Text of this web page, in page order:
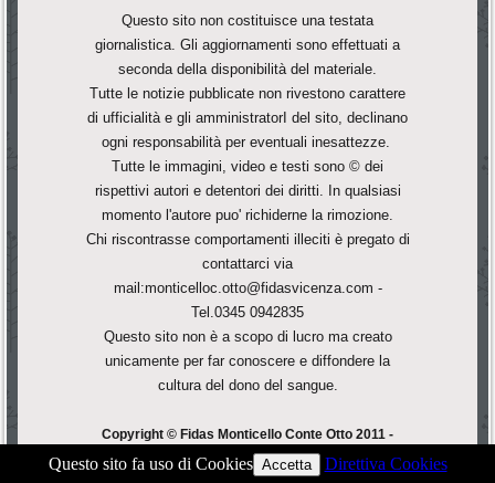
Questo sito non costituisce una testata
giornalistica. Gli aggiornamenti sono effettuati a
seconda della disponibilità del materiale.
Tutte le notizie pubblicate non rivestono carattere
di ufficialità e gli amministratorI del sito, declinano
ogni responsabilità per eventuali inesattezze.
Tutte le immagini, video e testi sono © dei
rispettivi autori e detentori dei diritti. In qualsiasi
momento l'autore puo' richiderne la rimozione.
Chi riscontrasse comportamenti illeciti è pregato di
contattarci via
mail:monticelloc.otto@fidasvicenza.com -
Tel.0345 0942835
Questo sito non è a scopo di lucro ma creato
unicamente per far conoscere e diffondere la
cultura del dono del sangue.
Copyright © Fidas Monticello Conte Otto 2011 -
F.Corà - All Rights Reserved.
Questo sito fa uso di Cookies Accetta Direttiva Cookies